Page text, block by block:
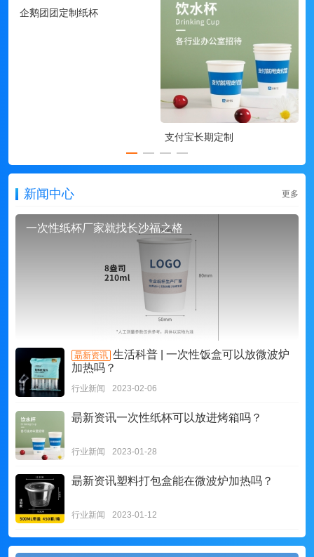
企鹅团团定制纸杯
支付宝长期定制
新闻中心 更多
一次性纸杯厂家就找长沙福之格
朂新资讯 生活科普 | 一次性饭盒可以放微波炉
加热吗？
行业新闻 2023-02-06
朂新资讯一次性纸杯可以放进烤箱吗？
行业新闻 2023-01-28
朂新资讯塑料打包盒能在微波炉加热吗？
行业新闻 2023-01-12